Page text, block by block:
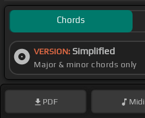
Chords
VERSION: Simplified
Major & minor chords only
PDF Midi